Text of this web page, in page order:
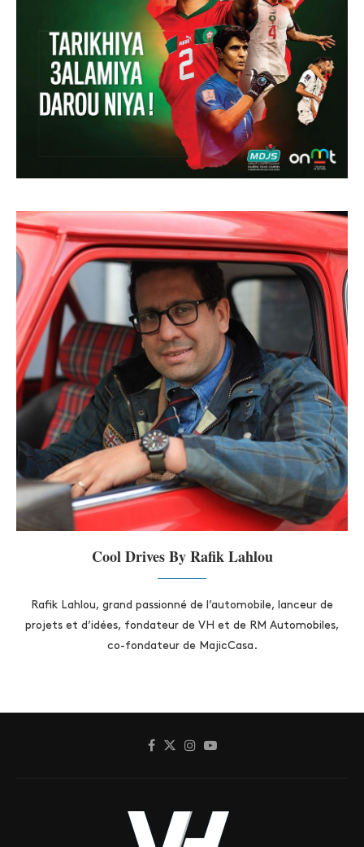
Cool Drives By Rafik Lahlou
Rafik Lahlou, grand passionné de l’automobile, lanceur de
projets et d’idées, fondateur de VH et de RM Automobiles,
co-fondateur de MajicCasa.